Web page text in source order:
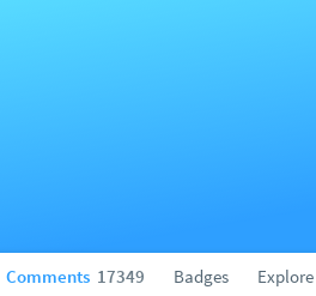
Comments 17349 Badges Explore